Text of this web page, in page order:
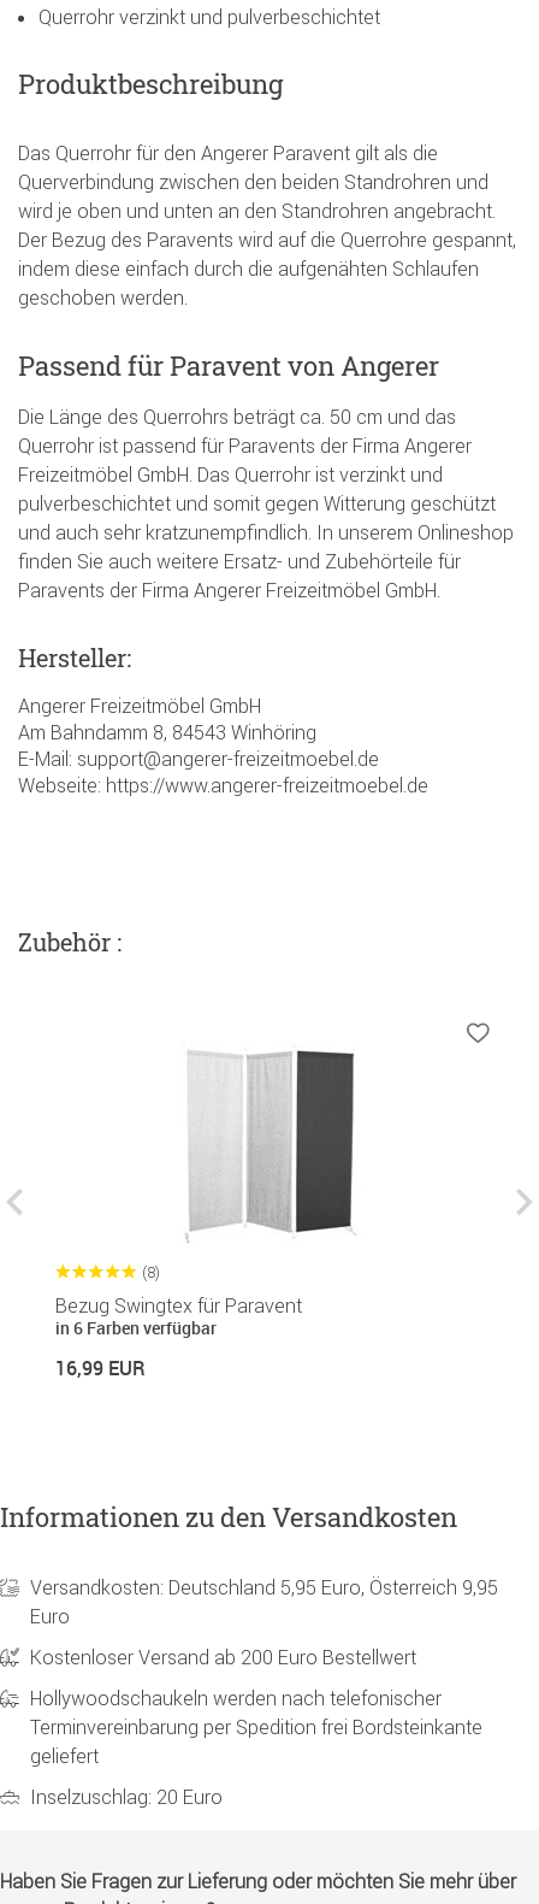
Querrohr verzinkt und pulverbeschichtet
Produktbeschreibung
Das Querrohr für den Angerer Paravent gilt als die
Querverbindung zwischen den beiden Standrohren und
wird je oben und unten an den Standrohren angebracht.
Der Bezug des Paravents wird auf die Querrohre gespannt,
indem diese einfach durch die aufgenähten Schlaufen
geschoben werden.
Passend für Paravent von Angerer
Die Länge des Querrohrs beträgt ca. 50 cm und das
Querrohr ist passend für Paravents der Firma Angerer
Freizeitmöbel GmbH. Das Querrohr ist verzinkt und
pulverbeschichtet und somit gegen Witterung geschützt
und auch sehr kratzunempfindlich. In unserem Onlineshop
finden Sie auch weitere Ersatz- und Zubehörteile für
Paravents der Firma Angerer Freizeitmöbel GmbH.
Hersteller:
Angerer Freizeitmöbel GmbH
Am Bahndamm 8, 84543 Winhöring
E-Mail: support@angerer-freizeitmoebel.de
Webseite: https://www.angerer-freizeitmoebel.de
Zubehör :
(8)
Bezug Swingtex für Paravent
in 6 Farben verfügbar
16,99 EUR
Informationen zu den Versandkosten
Versandkosten: Deutschland 5,95 Euro, Österreich 9,95
Euro
Kostenloser Versand ab 200 Euro Bestellwert
Hollywoodschaukeln werden nach telefonischer
Terminvereinbarung per Spedition frei Bordsteinkante
geliefert
Inselzuschlag: 20 Euro
Haben Sie Fragen zur Lieferung oder möchten Sie mehr über